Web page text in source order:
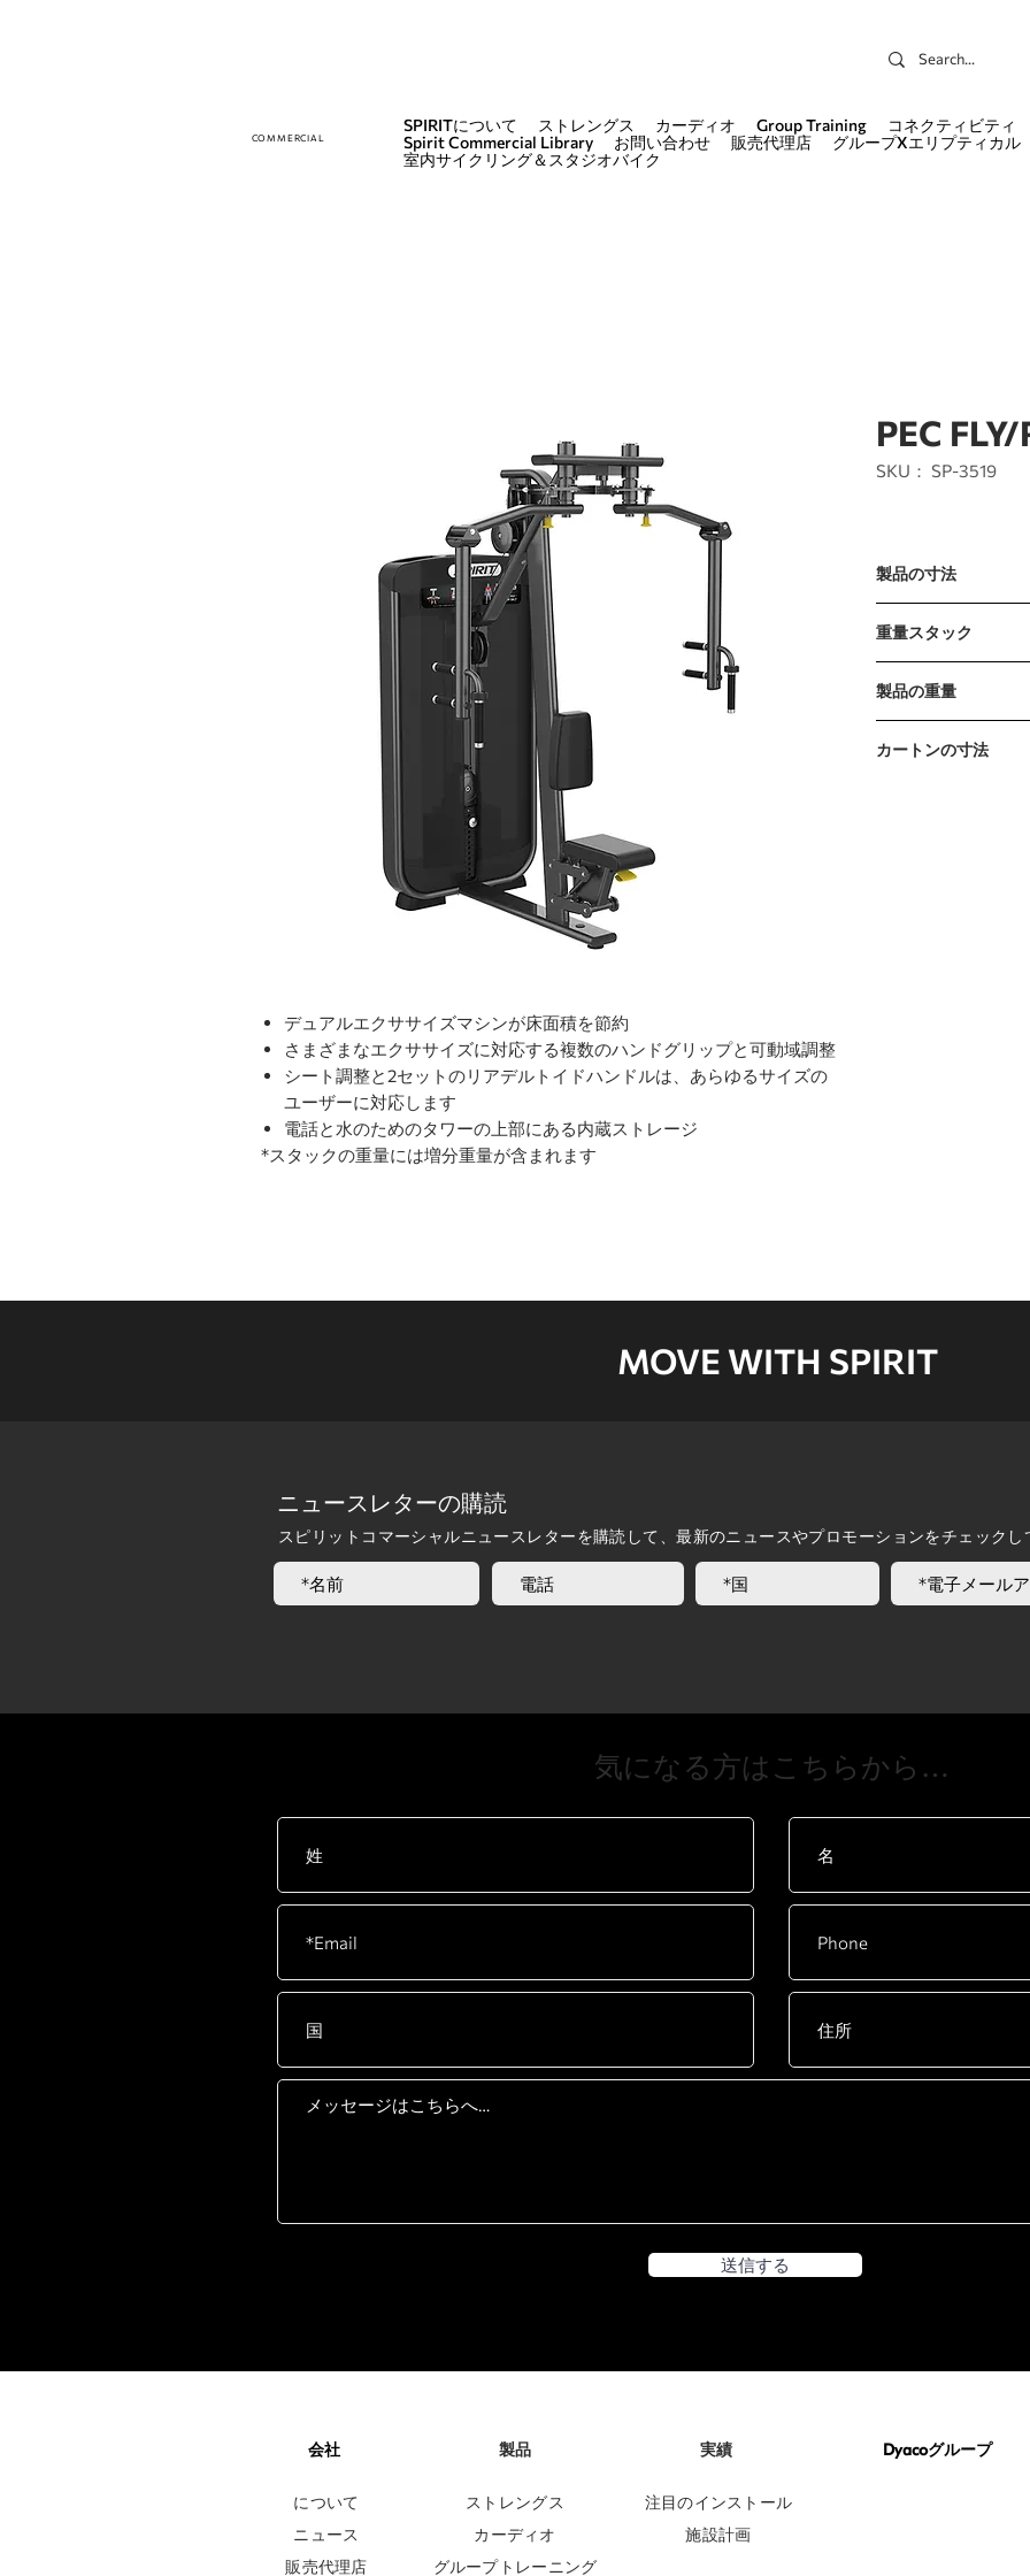
SPIRITについて ストレングス カーディオ Group Training
コネクティビティ
Spirit Commercial Library
お問い合わせ 販売代理店
グループXエリプティカル
室内サイクリング＆スタジオバイク
COMMERCIAL
デュアルエクササイズマシンが床面積を節約
さまざまなエクササイズに対応する複数のハンドグリップと可動域調整
シート調整と2セットのリアデルトイドハンドルは、あらゆるサイズの
ユーザーに対応します
電話と水のためのタワーの上部にある内蔵ストレージ
*スタックの重量には増分重量が含まれます
PEC
SKU： SP-3519
製品の寸法
重量スタック
製品の重量
カートンの寸法
MOVE WITH SPIRIT
ニュースレターの購読
スピリットコマーシャルニュースレターを購読して、最新のニュースやプロモーションをチェックし
​気になる方はこちらから…
送信する
会社
について
ニュース
販売代理店
製品 実績 Dyacoグループ
ストレングス
カーディオ
グループトレーニング
注目のインストール
施設計画